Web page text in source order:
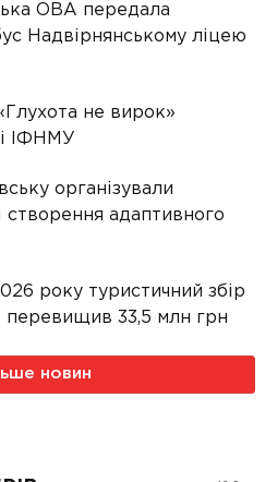
ОВА передала
Надвірнянському ліцею
не вирок»
ІФНМУ
організували
створення адаптивного
року туристичний збір
перевищив 33,5 млн грн
новин